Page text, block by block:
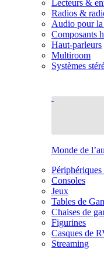
Lecteurs &
Radios &
Audio pour
Composants
Haut-parleurs
Multiroom
Systèmes
Monde de
Périphériques
Consoles
Jeux
Tables de
Chaises de
Figurines
Casques de
Streaming